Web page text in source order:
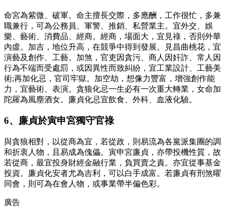
命宮為紫微、破軍。命主擅長交際，多應酬，工作很忙，多兼
職兼行，可為公務員、軍警、推銷、私營業主。宜外交、娛
樂、藝術、消費品、經商。經商，場面大，宜見祿，否則外華
內虛。加吉，地位升高，在競爭中得到發展。見昌曲桃花，宜
演藝及創作、工藝。加煞，官吏因貪污、商人因奸詐、常人因
行為不端而受處罰，或因異性而致糾紛，宜工業設計、工藝美
術;再加化忌，官司牢獄。加空劫，想像力豐富，增強創作能
力，宜藝術、表演。貪狼化忌一生必有一次重大轉業，女命加
陀羅為風塵酒女。廉貞化忌宜飲食、外科、血液化驗。
6、廉貞於寅申宮獨守官祿
與貪狼相對，以從商為宜，若從政，則易流為各黨派集團的調
和折衷人物，且易成為傀儡。寅申宮廉貞，亦帶投機性質，故
若從商，最宜投身財經金融行業，負買賣之責。亦宜從事基金
投資。廉貞化安者尤為吉利，可以白手成富。若廉貞有刑煞曜
同會，則可為在會人物，或事業帶半偏色彩。
廣告